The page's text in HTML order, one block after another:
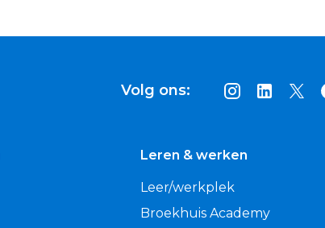
Volg ons:
Leren & werken
Leer/werkplek
Broekhuis Academy